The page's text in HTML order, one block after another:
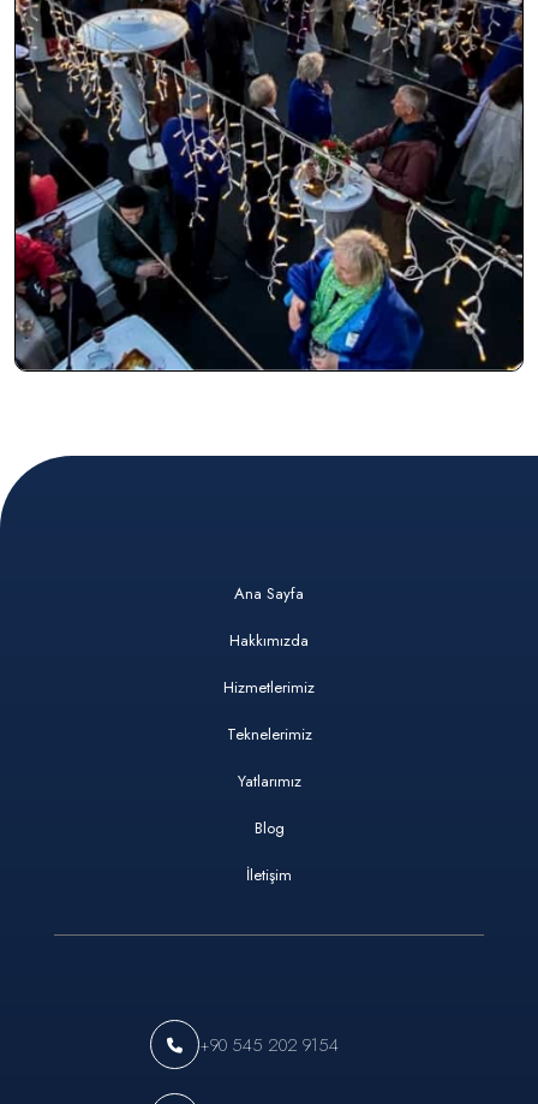
Ana Sayfa
Hakkımızda
Hizmetlerimiz
Teknelerimiz
Yatlarımız
Blog
İletişim
+90 545 202 9154